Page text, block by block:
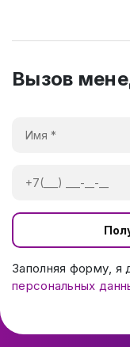
Вызов
Заполняя форму, я
персональных